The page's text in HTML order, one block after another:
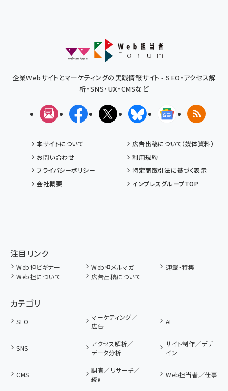
企業Webサイトとマーケティングの実践情報サイト - SEO・アクセス解
析・SNS・UX・CMSなど
メルマガFacebookX(エックス)BlueskyGoogleニュ
RSS
本サイトについて
広告出稿について（媒体資料）
お問い合わせ
利用規約
プライバシーポリシー
特定商取引法に基づく表示
会社概要
インプレスグループTOP
注目リンク
Web担ビギナー Web担メルマガ
連載・特集
Web担について
広告出稿について
カテゴリ
SEO
マーケティング／
広告
AI
SNS
アクセス解析／
データ分析
サイト制作／デザ
イン
CMS
調査／リサーチ／
統計
Web担当者／仕事